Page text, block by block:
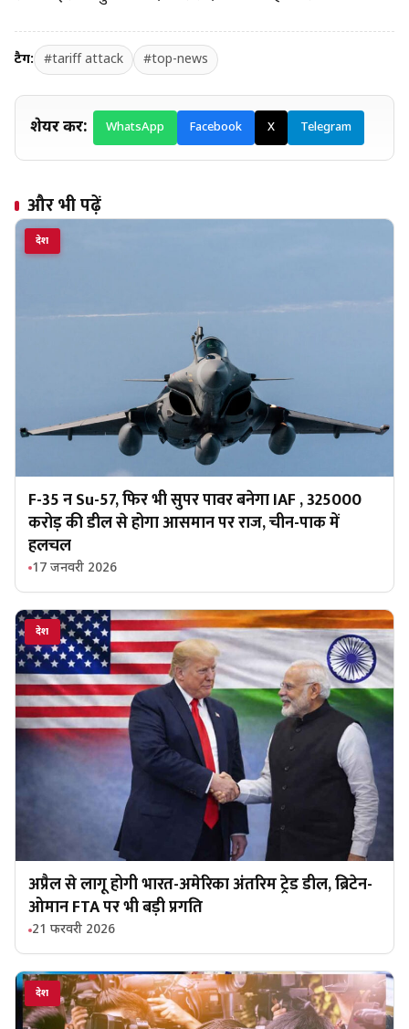
टैग: #tariff attack #top-news
शेयर करें: WhatsApp Facebook X Telegram
और भी पढ़ें
देश
F-35 न Su-57, फिर भी सुपर पावर बनेगा IAF , ₹325000
करोड़ की डील से होगा आसमान पर राज, चीन-पाक में
हलचल
17 जनवरी 2026
देश
अप्रैल से लागू होगी भारत-अमेरिका अंतरिम ट्रेड डील, ब्रिटेन-
ओमान FTA पर भी बड़ी प्रगति
21 फरवरी 2026
देश